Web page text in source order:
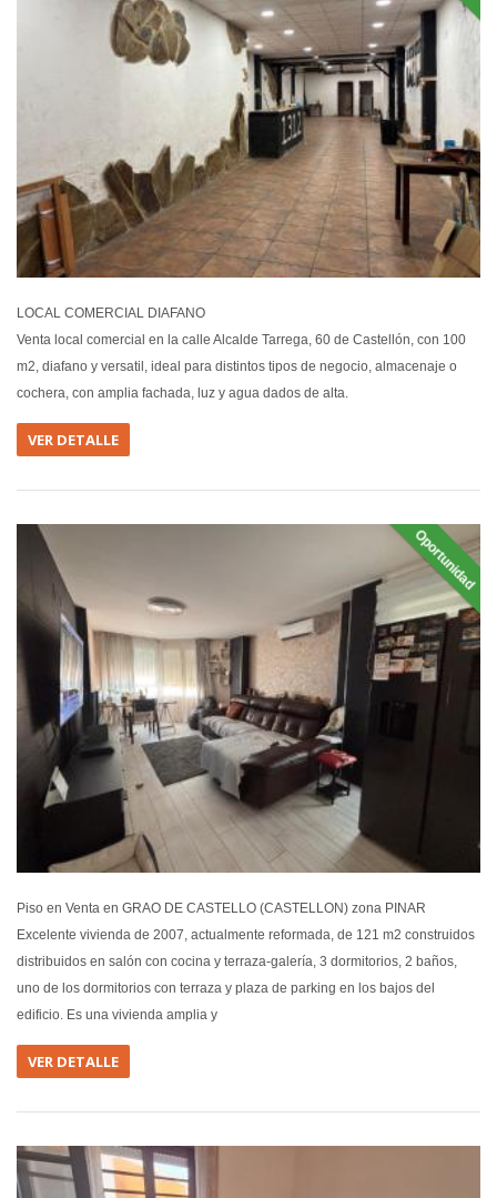
LOCAL COMERCIAL DIAFANO
Venta local comercial en la calle Alcalde Tarrega, 60 de Castellón, con 100
m2, diafano y versatil, ideal para distintos tipos de negocio, almacenaje o
cochera, con amplia fachada, luz y agua dados de alta.
VER DETALLE
Oportunidad
EN
Piso en Venta en GRAO DE CASTELLO (CASTELLON) zona PINAR
Excelente vivienda de 2007, actualmente reformada, de 121 m2 construidos
distribuidos en salón con cocina y terraza-galería, 3 dormitorios, 2 baños,
uno de los dormitorios con terraza y plaza de parking en los bajos del
edificio. Es una vivienda amplia y
VER DETALLE